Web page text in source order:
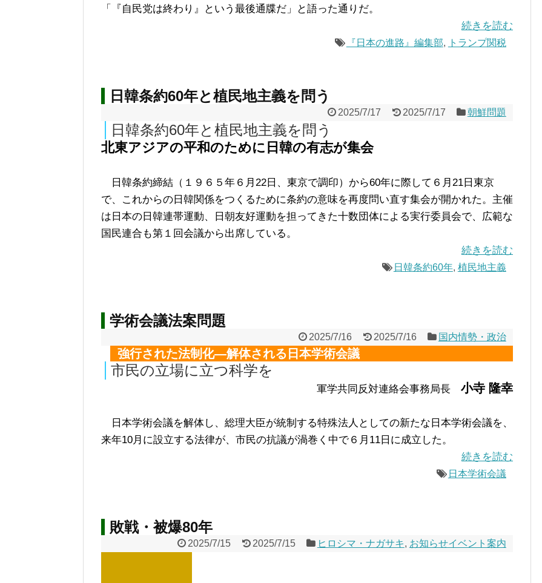
「『自民党は終わり』という最後通牒だ」と語った通りだ。
続きを読む
『日本の進路』編集部, トランプ関税
日韓条約60年と植民地主義を問う
2025/7/17 2025/7/17 朝鮮問題
日韓条約60年と植民地主義を問う
北東アジアの平和のために日韓の有志が集会
日韓条約締結（１９６５年６月22日、東京で調印）から60年に際して６月21日東京
で、これからの日韓関係をつくるために条約の意味を再度問い直す集会が開かれた。主催
は日本の日韓連帯運動、日朝友好運動を担ってきた十数団体による実行委員会で、広範な
国民連合も第１回会議から出席している。
続きを読む
日韓条約60年, 植民地主義
学術会議法案問題
2025/7/16 2025/7/16 国内情勢・政治
強行された法制化―解体される日本学術会議
市民の立場に立つ科学を
軍学共同反対連絡会事務局長 小寺 隆幸
日本学術会議を解体し、総理大臣が統制する特殊法人としての新たな日本学術会議を、
来年10月に設立する法律が、市民の抗議が渦巻く中で６月11日に成立した。
続きを読む
日本学術会議
敗戦・被爆80年
2025/7/15 2025/7/15 ヒロシマ・ナガサキ, お知らせイベント案内